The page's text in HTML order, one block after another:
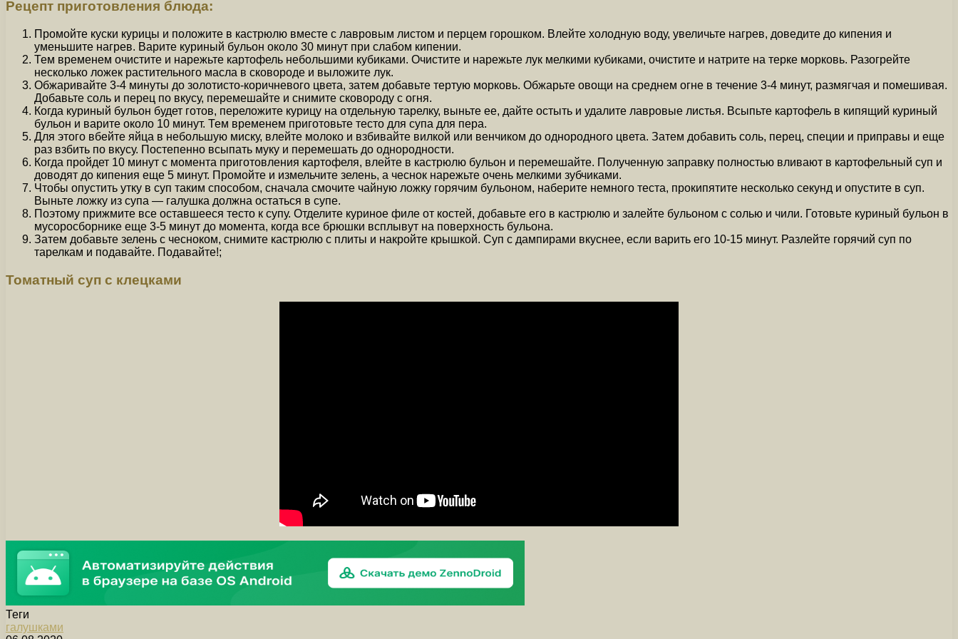
Рецепт приготовления блюда:
Промойте куски курицы и положите в кастрюлю вместе с лавровым листом и перцем горошком. Влейте холодную воду, увеличьте нагрев, доведите до кипения и
уменьшите нагрев. Варите куриный бульон около 30 минут при слабом кипении.
Тем временем очистите и нарежьте картофель небольшими кубиками. Очистите и нарежьте лук мелкими кубиками, очистите и натрите на терке морковь. Разогрейте
несколько ложек растительного масла в сковороде и выложите лук.
Обжаривайте 3-4 минуты до золотисто-коричневого цвета, затем добавьте тертую морковь. Обжарьте овощи на среднем огне в течение 3-4 минут, размягчая и помешивая.
Добавьте соль и перец по вкусу, перемешайте и снимите сковороду с огня.
Когда куриный бульон будет готов, переложите курицу на отдельную тарелку, выньте ее, дайте остыть и удалите лавровые листья. Всыпьте картофель в кипящий куриный
бульон и варите около 10 минут. Тем временем приготовьте тесто для супа для пера.
Для этого вбейте яйца в небольшую миску, влейте молоко и взбивайте вилкой или венчиком до однородного цвета. Затем добавить соль, перец, специи и приправы и еще
раз взбить по вкусу. Постепенно всыпать муку и перемешать до однородности.
Когда пройдет 10 минут с момента приготовления картофеля, влейте в кастрюлю бульон и перемешайте. Полученную заправку полностью вливают в картофельный суп и
доводят до кипения еще 5 минут. Промойте и измельчите зелень, а чеснок нарежьте очень мелкими зубчиками.
Чтобы опустить утку в суп таким способом, сначала смочите чайную ложку горячим бульоном, наберите немного теста, прокипятите несколько секунд и опустите в суп.
Выньте ложку из супа — галушка должна остаться в супе.
Поэтому прижмите все оставшееся тесто к супу. Отделите куриное филе от костей, добавьте его в кастрюлю и залейте бульоном с солью и чили. Готовьте куриный бульон в
мусоросборнике еще 3-5 минут до момента, когда все брюшки всплывут на поверхность бульона.
Затем добавьте зелень с чесноком, снимите кастрюлю с плиты и накройте крышкой. Суп с дампирами вкуснее, если варить его 10-15 минут. Разлейте горячий суп по
тарелкам и подавайте. Подавайте!;
Томатный суп с клецками
Теги
галушками